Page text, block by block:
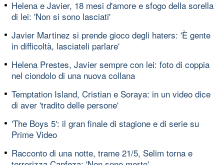
Helena e Javier, 18 mesi d'amore e sfogo della sorella
di lei: 'Non si sono lasciati'
Javier Martinez si prende gioco degli haters: 'È gente
in difficoltà, lasciateli parlare'
Helena Prestes, Javier sempre con lei: foto di coppia
nel ciondolo di una nuova collana
Temptation Island, Cristian e Soraya: in un video dice
di aver 'tradito delle persone'
'The Boys 5': il gran finale di stagione e di serie su
Prime Video
Racconto di una notte, trame 21/5, Selim torna e